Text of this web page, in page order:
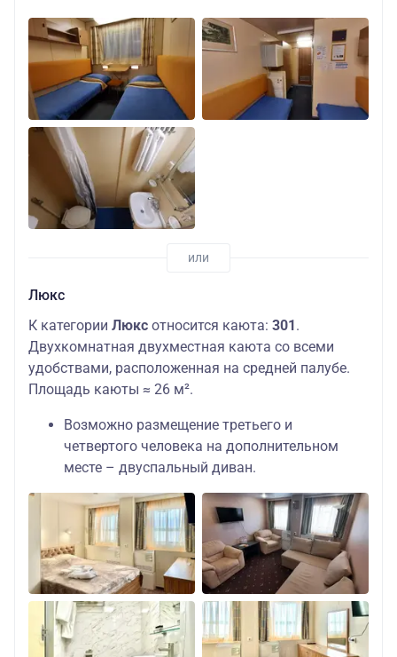
Люкс
К категории Люкс относится каюта: 301.
Двухкомнатная двухместная каюта со всеми
удобствами, расположенная на средней палубе.
Площадь каюты ≈ 26 м².
Возможно размещение третьего и
четвертого человека на дополнительном
месте – двуспальный диван.